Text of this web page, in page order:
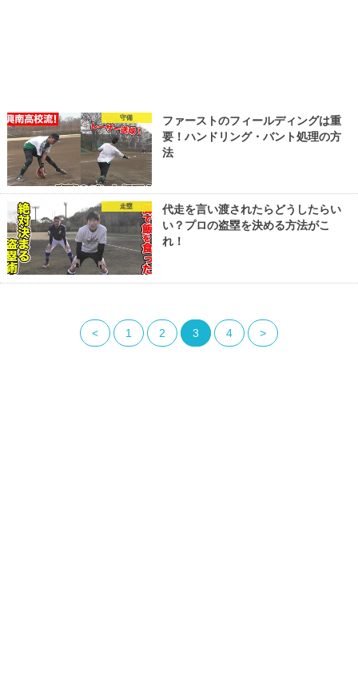
守備
ファーストのフィールディングは重
要！ハンドリング・バント処理の方
法
走塁
代走を言い渡されたらどうしたらい
い？プロの盗塁を決める方法がこ
れ！
< 1 2 3 4 >